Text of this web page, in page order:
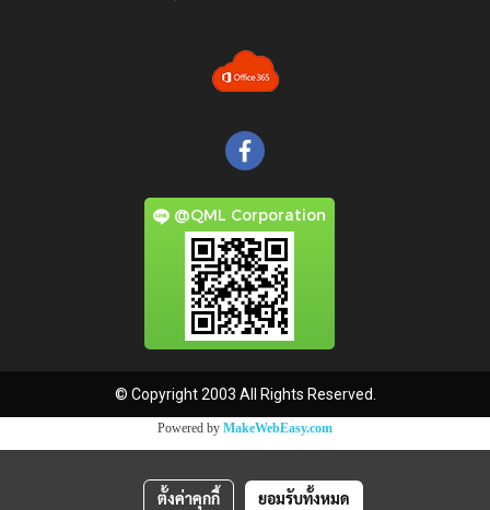
@QML Corporation
© Copyright 2003 All Rights Reserved.
Powered by MakeWebEasy.com
ตั้งค่าคุกกี้ ยอมรับทั้งหมด